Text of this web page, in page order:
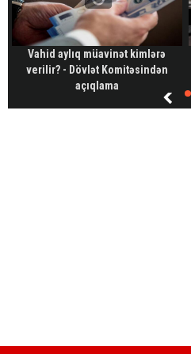
Vahid aylıq müavinət kimlərə
verilir? - Dövlət Komitəsindən
açıqlama